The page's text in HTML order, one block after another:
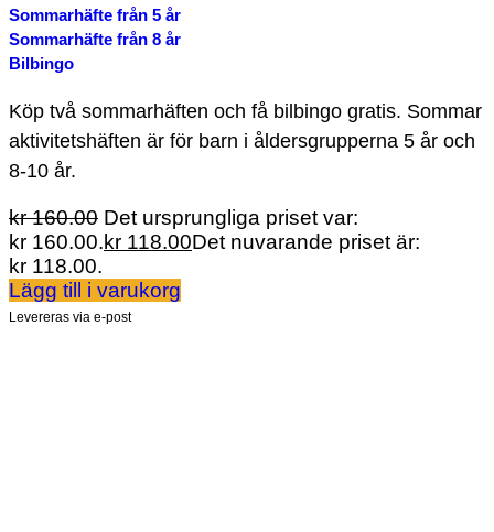
Sommarhäfte från 5 år
Sommarhäfte från 8 år
Bilbingo
Köp två sommarhäften och få bilbingo gratis. Sommar
aktivitetshäften är för barn i åldersgrupperna 5 år och
8-10 år.
kr160.00 Det ursprungliga priset var:
kr 160.00.kr 118.00Det nuvarande priset är:
kr 118.00.
Lägg till i varukorg
Levereras via e-post